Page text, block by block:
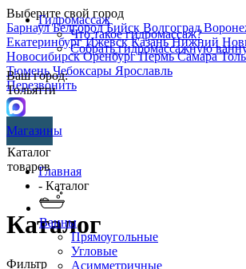
Выберите свой город
БарнаулБелгородБийск Волгоград
ЕкатеринбургИжевскКазаньНижний
НовосибирскОренбургПермьСамара
ТюменьЧебоксары Ярославль
Перезвонить
Гидромассаж
Что такое гидромассаж?
Собрать гидромассажную
Ваш город:
Тольятти
Магазины
Каталог
товаров
Ванны
Прямоугольные
Угловые
Асимметричные
Главная
- Каталог
Каталог
Фильтр